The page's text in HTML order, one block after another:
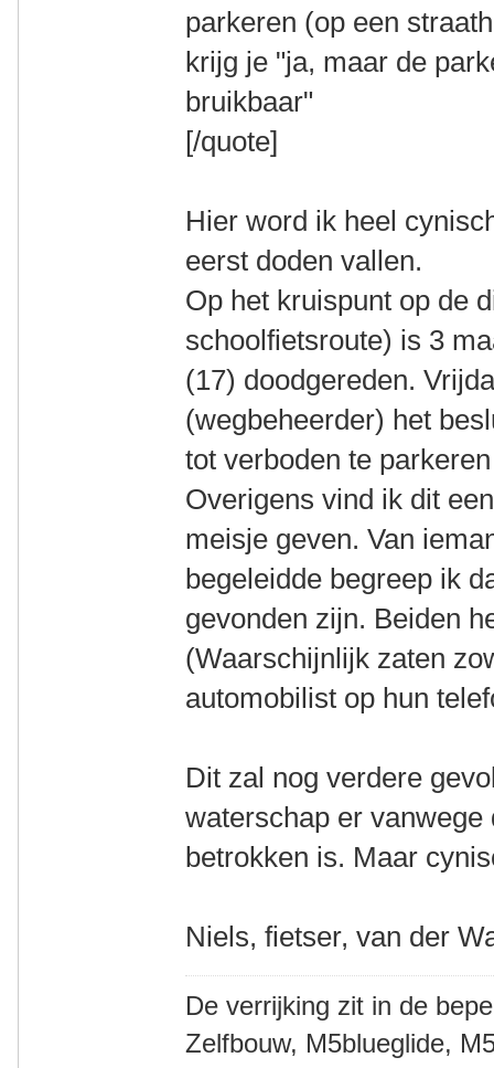
parkeren (op een
krijg je "ja, maar de
bruikbaar"
[/quote]
Hier word ik heel
eerst doden vallen.
Op het kruispunt op de
schoolfietsroute) is 3
(17) doodgereden.
(wegbeheerder) het
tot verboden te
Overigens vind ik dit
meisje geven. Van
begeleidde begreep ik
gevonden zijn. Beiden
(Waarschijnlijk zaten
automobilist op hun
Dit zal nog verdere
waterschap er
betrokken is. Maar
Niels, fietser, van der
De verrijking zit in de
Zelfbouw, M5blueglide,